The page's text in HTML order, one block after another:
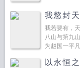
我慾封天
我若要有，
八山与第九
为赵国一平
茫，...
以永恒